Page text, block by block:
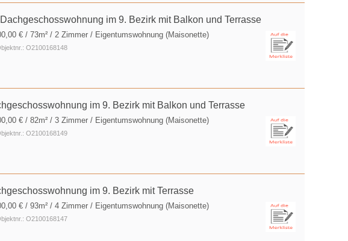
im 9. Bezirk mit Balkon und Terrasse
€ / 73m² / 2 Zimmer / Eigentumswohnung (Maisonette)
O2100168148
im 9. Bezirk mit Balkon und Terrasse
€ / 82m² / 3 Zimmer / Eigentumswohnung (Maisonette)
O2100168149
im 9. Bezirk mit Terrasse
€ / 93m² / 4 Zimmer / Eigentumswohnung (Maisonette)
O2100168147